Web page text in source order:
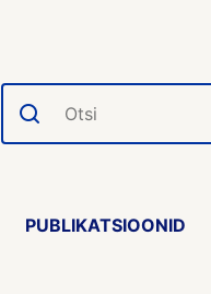
Otsi
PUBLIKATSIOONID